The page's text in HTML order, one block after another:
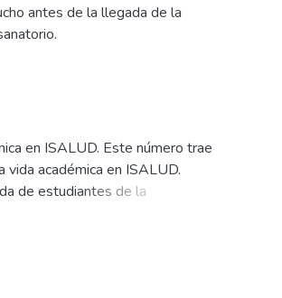
antes de la llegada de la
en ISALUD. Este número trae
académica en ISALUD.
de estudiantes de la
5º Becas de Formación